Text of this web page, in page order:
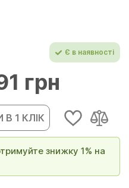
Є в наявності
грн
1 КЛІК
знижку 1% на